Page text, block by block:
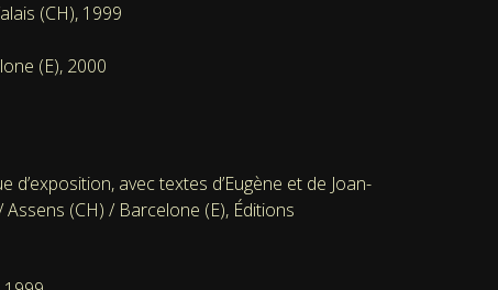
(CH), 1999
(E), 2000
d’exposition, avec textes d’Eugène et de Joan-
(CH) / Barcelone (E), Éditions